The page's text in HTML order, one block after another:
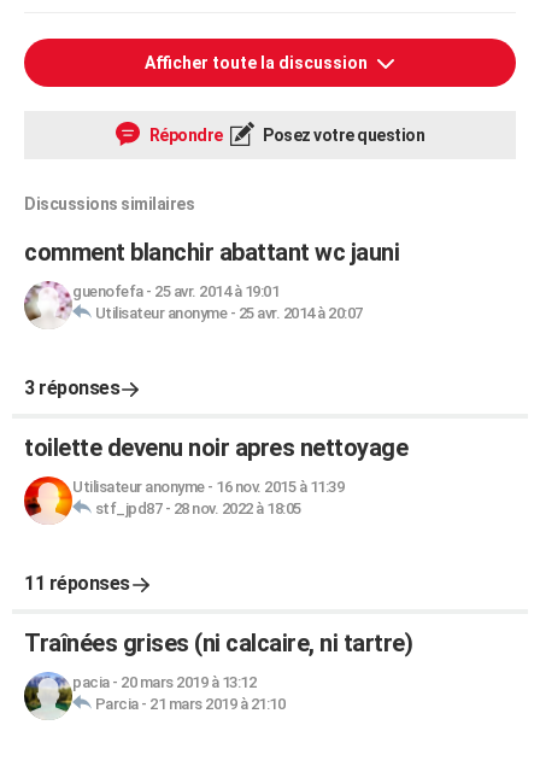
Afficher toute la discussion
Répondre Posez votre question
Discussions similaires
comment blanchir abattant wc jauni
guenofefa- 25 avr. 2014 à 19:01
Utilisateur anonyme- 25 avr. 2014 à 20:07
3 réponses
toilette devenu noir apres nettoyage
Utilisateur anonyme- 16 nov. 2015 à 11:39
stf_jpd87- 28 nov. 2022 à 18:05
11 réponses
Traînées grises (ni calcaire, ni tartre)
pacia- 20 mars 2019 à 13:12
Parcia- 21 mars 2019 à 21:10